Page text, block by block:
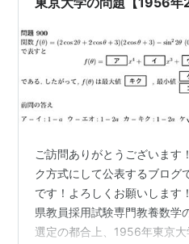
ご訪問ありがとうございます
ク方式にして公表するブロ
です！よろしくお願いします
県教員採用試験専門教養数学
選定の都合上、1956年東京大